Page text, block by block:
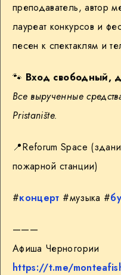
преподаватель, автор
лауреат конкурсов и
песен к спектаклям и
🐾 Вход свободный,
Все вырученные
Pristanište.
📍Reforum Space
пожарной станции)
#концерт #музыка #
———
Афиша Черногории
https://t.me/